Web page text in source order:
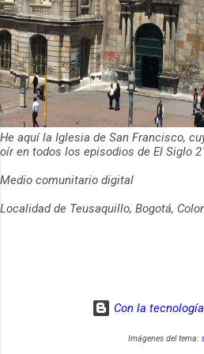
He aquí la Iglesia de San Francisco,
oír en todos los episodios de El Siglo
Medio comunitario digital
Localidad de Teusaquillo, Bogotá,
Con la
Imágenes del tema: